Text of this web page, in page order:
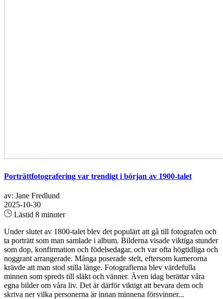
Porträttfotografering var trendigt i början av 1900-talet
av: Jane Fredlund
2025-10-30
Lästid 8 minuter
Under slutet av 1800-talet blev det populärt att gå till fotografen och
ta porträtt som man samlade i album. Bilderna visade viktiga stunder
som dop, konfirmation och födelsedagar, och var ofta högtidliga och
noggrant arrangerade. Många poserade stelt, eftersom kamerorna
krävde att man stod stilla länge. Fotografierna blev värdefulla
minnen som spreds till släkt och vänner. Även idag berättar våra
egna bilder om våra liv. Det är därför viktigt att bevara dem och
skriva ner vilka personerna är innan minnena försvinner...